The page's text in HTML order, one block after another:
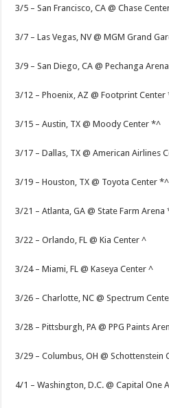
3/5 – San Francisco, CA @ Chase
3/7 – Las Vegas, NV @ MGM Grand
3/9 – San Diego, CA @ Pechanga
3/12 – Phoenix, AZ @ Footprint Center
3/15 – Austin, TX @ Moody Center *^
3/17 – Dallas, TX @ American Airlines
3/19 – Houston, TX @ Toyota Center *^
3/21 – Atlanta, GA @ State Farm Arena
3/22 – Orlando, FL @ Kia Center ^
3/24 – Miami, FL @ Kaseya Center ^
3/26 – Charlotte, NC @ Spectrum
3/28 – Pittsburgh, PA @ PPG Paints
3/29 – Columbus, OH @ Schottenstein
4/1 – Washington, D.C. @ Capital One